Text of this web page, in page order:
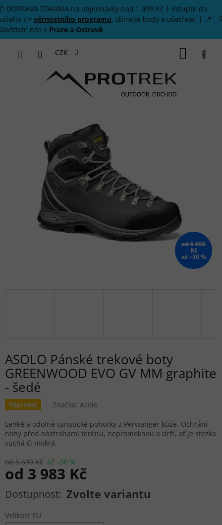
Přejít na obsah
DOPRAVA ZDARMA na objednávky nad 1.499 Kč | Vstupte do
👉 věrnostního programu, sbírejte body a ušetřete. | 📍
nás v Praze a Ostravě
CZK
od 5 690
Kč
až –30 %
ASOLO Pánské trekové boty
GREENWOOD EVO GV MM graphite
- šedé
Výprodej Značka: Asolo
od 5 690 Kč až –30 %
od 3 983 Kč
Měrná cena: Zvolte variantu
Velikost EU
Lehké a odolné turistické pohorky z Perwanger kůže. Ochrání
nohy před nástrahami terénu, nepromoknou a drží, ať je stezka
suchá či mokrá.